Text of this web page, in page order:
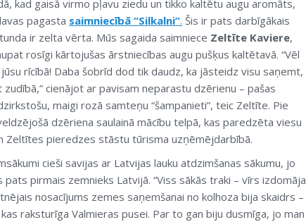
kad gaisā virmo pļavu ziedu un tikko kaltētu augu aromāts,
pagasta saimniecībā “Silkalni”. Šis ir pats darbīgākais
ir zelta vērta. Mūs sagaida saimniece Zeltīte Kaviere,
rosīgi kārtojušas ārstniecības augu pušķus kaltētavā. “Vēl
rīcībā! Daba šobrīd dod tik daudz, ka jāsteidz visu saņemt,
zudībā,” cienājot ar pavisam neparastu dzērienu – pašas
maigi rozā samteņu “šampanieti”, teic Zeltīte. Pie
dzēriena saulainā mācību telpā, kas paredzēta viesu
Zeltītes pieredzes stāstu tūrisma uzņēmējdarbībā.
cieši savijas ar Latvijas lauku atdzimšanas sākumu, jo
pats pirmais zemnieks Latvijā. “Viss sākās traki – vīrs izdomāja
nosacījums zemes saņemšanai no kolhoza bija skaidrs –
raksturīga Valmieras pusei. Par to gan biju dusmīga, jo man